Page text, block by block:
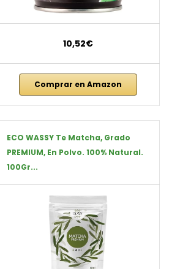
10,52€
Comprar en Amazon
ECO WASSY Te Matcha, Grado
PREMIUM, En Polvo. 100% Natural.
100Gr...